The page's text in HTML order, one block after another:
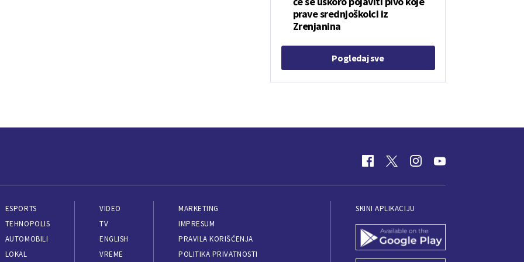
prave srednjoškolci iz
Zrenjanina
Pogledaj sve
ESPORTS
TEHNOPOLIS
AUTOMOBILI
LOKAL
VIDEO
TV
ENGLISH
VREME
MARKETING
IMPRESUM
PRAVILA KORIŠĆENJA
POLITIKA PRIVATNOSTI
SKINI APLIKACIJU